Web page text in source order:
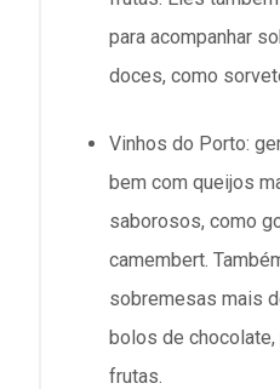
para acompanhar
doces, como
Vinhos do Porto:
bem com queijos
saborosos, como
camembert.
sobremesas mais
bolos de
frutas.